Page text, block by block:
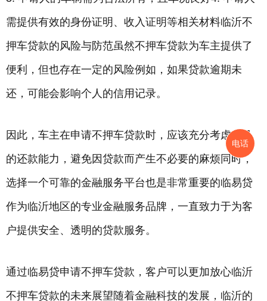
需提供有效的身份证明、收入证明等相关材料临沂不
押车贷款的风险与防范虽然不押车贷款为车主提供了
便利，但也存在一定的风险例如，如果贷款逾期未
还，可能会影响个人的信用记录。
因此，车主在申请不押车贷款时，应该充分考虑自己
的还款能力，避免因贷款而产生不必要的麻烦同时，
选择一个可靠的金融服务平台也是非常重要的临易贷
作为临沂地区的专业金融服务品牌，一直致力于为客
户提供安全、透明的贷款服务。
通过临易贷申请不押车贷款，客户可以更加放心临沂
不押车贷款的未来展望随着金融科技的发展，临沂的
电话